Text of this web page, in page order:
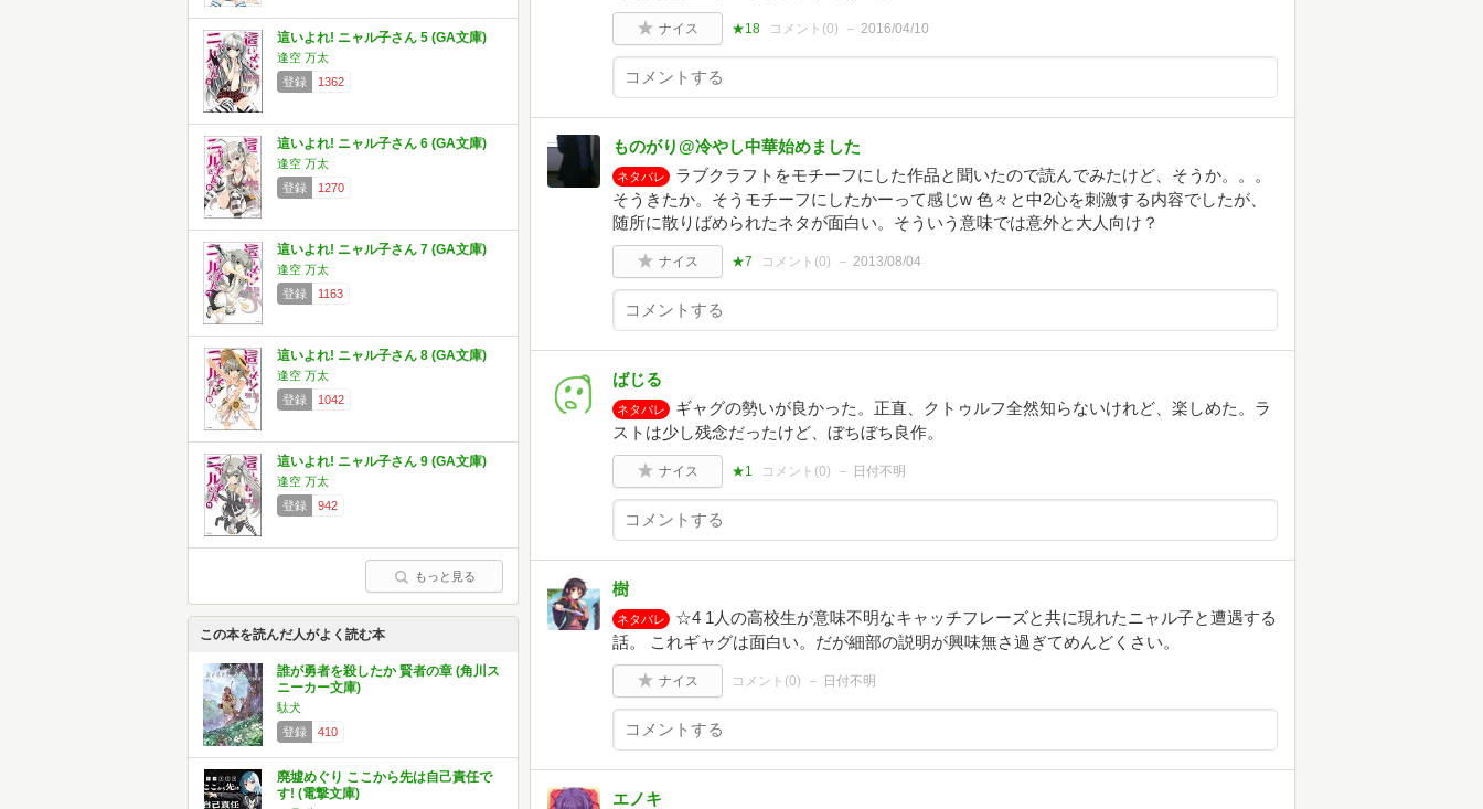
這いよれ! ニャル子さん 5 (GA文庫)
逢空 万太
登録
1362
這いよれ! ニャル子さん 6 (GA文庫)
逢空 万太
登録
1270
這いよれ! ニャル子さん 7 (GA文庫)
逢空 万太
登録
1163
這いよれ! ニャル子さん 8 (GA文庫)
逢空 万太
登録
1042
這いよれ! ニャル子さん 9 (GA文庫)
逢空 万太
登録
942
もっと見る
この本を読んだ人がよく読む本
誰が勇者を殺したか 賢者の章 (角川ス
ニーカー文庫)
駄犬
登録
410
廃墟めぐり ここから先は自己責任で
す! (電撃文庫)
ナイス ★18 コメント(0) 2016/04/10
ものがり@冷やし中華始めました
ネタバレ
ラブクラフトをモチーフにした作品と聞いたので読んでみたけど、そうか。。。
そうきたか。そうモチーフにしたかーって感じw 色々と中2心を刺激する内容でしたが、
随所に散りばめられたネタが面白い。そういう意味では意外と大人向け？
ナイス ★7 コメント(0) 2013/08/04
ばじる
ネタバレ
ギャグの勢いが良かった。正直、クトゥルフ全然知らないけれど、楽しめた。ラ
ストは少し残念だったけど、ぼちぼち良作。
ナイス ★1 コメント(0) 日付不明
樹
ネタバレ
☆4 1人の高校生が意味不明なキャッチフレーズと共に現れたニャル子と遭遇する
話。 これギャグは面白い。だが細部の説明が興味無さ過ぎてめんどくさい。
ナイス コメント(0) 日付不明
エノキ